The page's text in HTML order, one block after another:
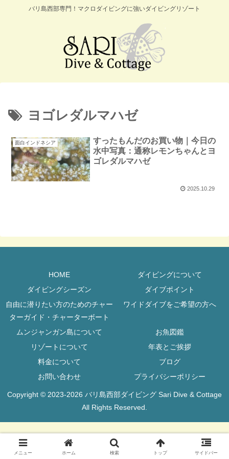
バリ島西部専門！マクロダイビングに強いダイビングリゾート
ヨゴレダルマハゼ
面白インドネシア
すったもんだのお買い物｜今日の
水中写真：通称レモンちゃんとヨ
ゴレダルマハゼ
2025.10.29
HOME
ダイビングについて
ダイビングシーズン
ダイブポイント
自由に潜りたい方のためのチャー
ターガイド・チャーターボート
ワイドダイブをご希望の方へ
ムンジャンガン島について
お魚図鑑
リゾートについて
年表とご挨拶
料金について
ブログ
お問い合わせ
プライバシーポリシー
Copyright © 2023-2026 バリ島西部ダイビング Sari Dive & Cottage
All Rights Reserved.
メニュー ホーム 検索 トップ サイドバー